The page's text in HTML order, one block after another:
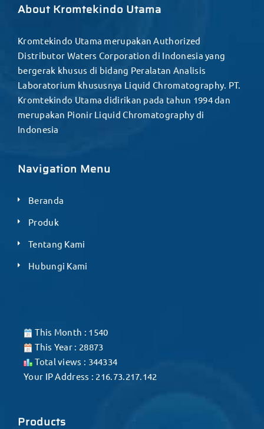
About Kromtekindo Utama
Kromtekindo Utama merupakan Authorized
Distributor Waters Corporation di Indonesia yang
bergerak khusus di bidang Peralatan Analisis
Laboratorium khususnya Liquid Chromatography. PT.
Kromtekindo Utama didirikan pada tahun 1994 dan
merupakan Pionir Liquid Chromatography di
Indonesia
Navigation Menu
Beranda
Produk
Tentang Kami
Hubungi Kami
This Month : 1540
This Year : 28873
Total views : 344334
Your IP Address : 216.73.217.142
Products